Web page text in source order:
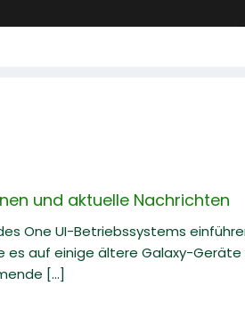
und aktuelle Nachrichten
One UI-Betriebssystems
auf einige ältere Galaxy-Geräte
[...]